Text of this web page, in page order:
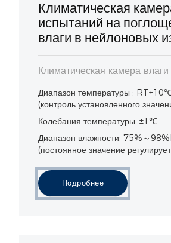
Климатическая
испытаний на
влаги в нейлоновых
Климатическая камера
Диапазон температуры :
(контроль установленного
Колебания температуры: ±1℃
Диапазон влажности: 75%～
(постоянное значение
Подробнее